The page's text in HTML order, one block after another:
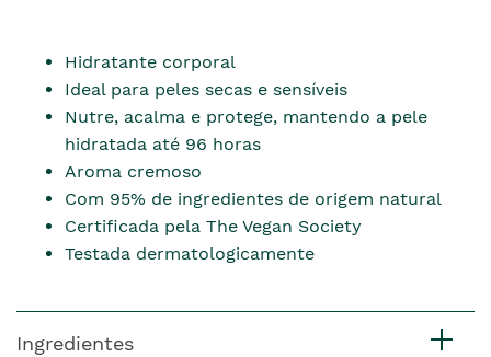
Hidratante corporal
Ideal para peles secas e sensíveis
Nutre, acalma e protege, mantendo a pele
hidratada até 96 horas
Aroma cremoso
Com 95% de ingredientes de origem natural
Certificada pela The Vegan Society
Testada dermatologicamente
Ingredientes